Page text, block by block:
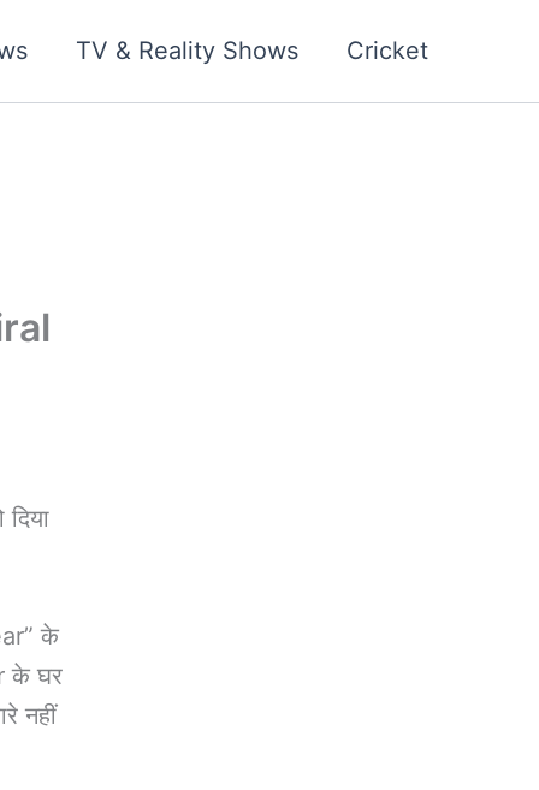
TV & Reality Shows Cricket
के
के घर
नहीं